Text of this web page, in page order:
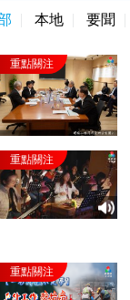
本地 要聞